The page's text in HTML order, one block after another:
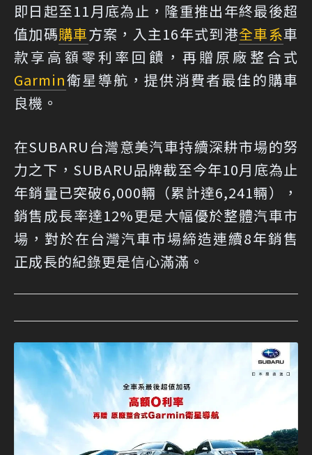
即日起至11月底為止，隆重推出年終最後超
值加碼購車方案，入主16年式到港全車系車
款享高額零利率回饋，再贈原廠整合式
Garmin衛星導航，提供消費者最佳的購車
良機。
在SUBARU台灣意美汽車持續深耕市場的努
力之下，SUBARU品牌截至今年10月底為止
年銷量已突破6,000輛（累計達6,241輛），
銷售成長率達12%更是大幅優於整體汽車市
場，對於在台灣汽車市場締造連續8年銷售
正成長的紀錄更是信心滿滿。